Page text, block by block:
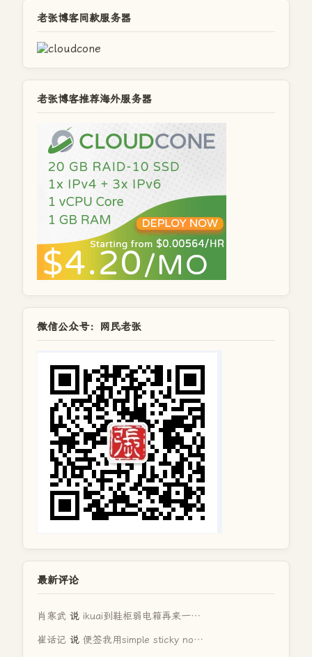
老张博客同款服务器
老张博客推荐海外服务器
微信公众号：网民老张
最新评论
肖寒武 说 ikuai到鞋柜弱电箱再来一…
崔话记 说 便签我用simple sticky no…